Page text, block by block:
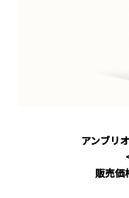
アンブリ
販売価